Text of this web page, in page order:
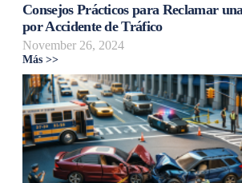
Consejos Prácticos para Reclamar
por Accidente de Tráfico
November 26, 2024
Más >>